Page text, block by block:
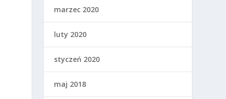
marzec 2020
luty 2020
styczeń 2020
maj 2018